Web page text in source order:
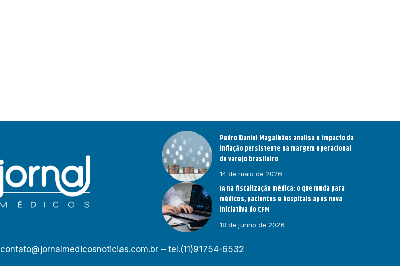
Pedro Daniel Magalhães analisa o impacto da
inflação persistente na margem operacional
do varejo brasileiro
14 de maio de 2026
IA na fiscalização médica: o que muda para
médicos, pacientes e hospitais após nova
iniciativa do CFM
18 de junho de 2026
contato@jornalmedicosnoticias.com.br– tel.(11)91754-6532